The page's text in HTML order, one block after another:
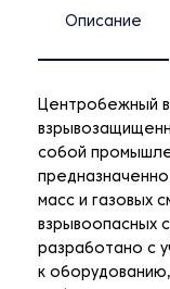
Описание
Центробежный
собой
масс и газовых
взрывоопасных
разработано с
к